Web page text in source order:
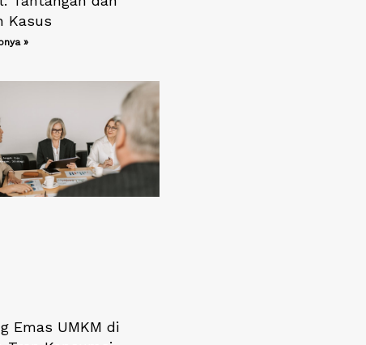
Kasus
»
Emas UMKM di